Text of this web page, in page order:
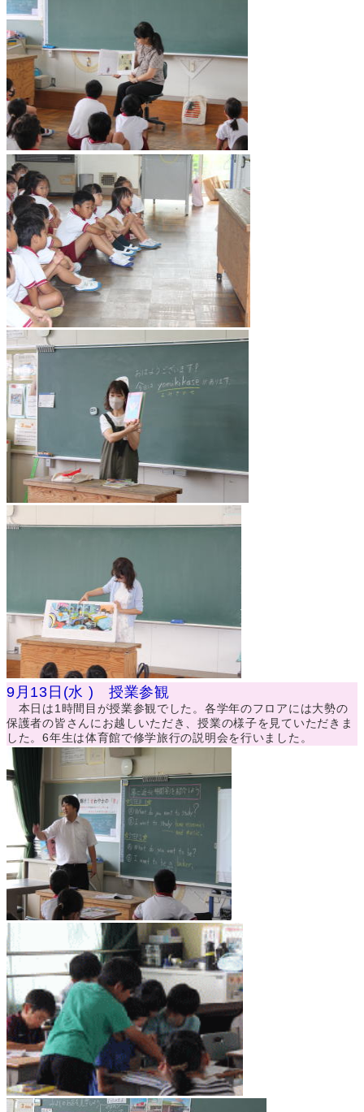
9月13日(水 ) 授業参観
本日は1時間目が授業参観でした。各学年のフロアには大勢の
保護者の皆さんにお越しいただき、授業の様子を見ていただきま
した。6年生は体育館で修学旅行の説明会を行いました。